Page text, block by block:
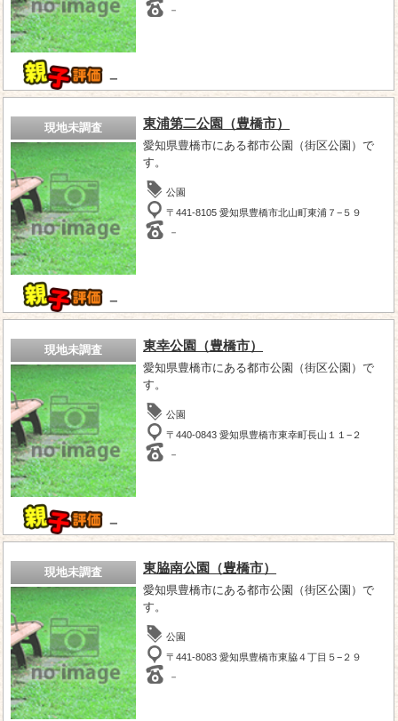
－
－
現地未調査
－
東浦第二公園（豊橋市）
愛知県豊橋市にある都市公園（街区公園）で
す。
公園
〒441-8105 愛知県豊橋市北山町東浦７−５９
－
現地未調査
－
東幸公園（豊橋市）
愛知県豊橋市にある都市公園（街区公園）で
す。
公園
〒440-0843 愛知県豊橋市東幸町長山１１−２
－
現地未調査 東脇南公園（豊橋市）
愛知県豊橋市にある都市公園（街区公園）で
す。
公園
〒441-8083 愛知県豊橋市東脇４丁目５−２９
－